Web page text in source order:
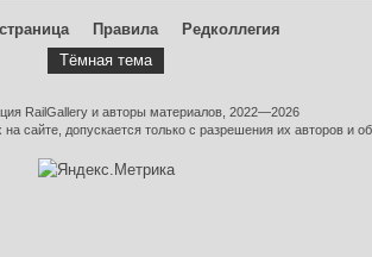
Правила
Редколлегия
Тёмная тема
RailGallery и авторы материалов, 2022—2026
сайте, допускается только с разрешения их авторов и